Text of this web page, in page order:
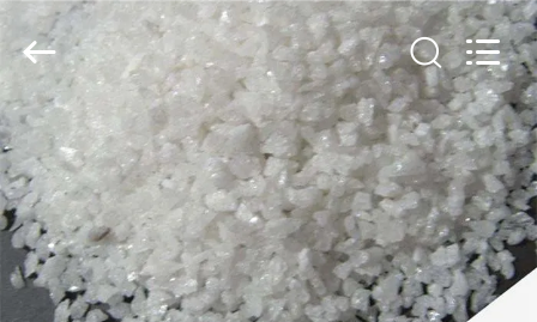
DOM
PRODUKTY
FILMY
Import&Export
Co.,Ltd.
Reserved.